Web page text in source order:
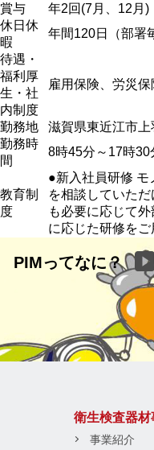
賞与
年2回(7月、12月)
休日休
暇
年間120日（部署
待遇・
福利厚
生・社
内制度
雇用保険、労災
勤務地
滋賀県東近江市
勤務時
間
8時45分～17時30
教育制
度
●新入社員研修 モ
を相談していた
も必要に応じて
に応じた研修をご
PIMってなに？
衛生検査器材
事業紹介